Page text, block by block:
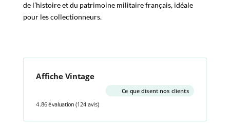
de l’histoire et du patrimoine militaire français, idéale
pour les collectionneurs.
Affiche Vintage
Ce que disent nos clients
4.86 évaluation (124 avis)